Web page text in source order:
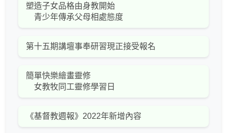
塑造子女品格由身教開始
青少年傳承父母相處態度
第十五期講壇事奉研習現正接受報名
簡單快樂繪畫靈修
女教牧同工靈修學習日
《基督教週報》2022年新增內容